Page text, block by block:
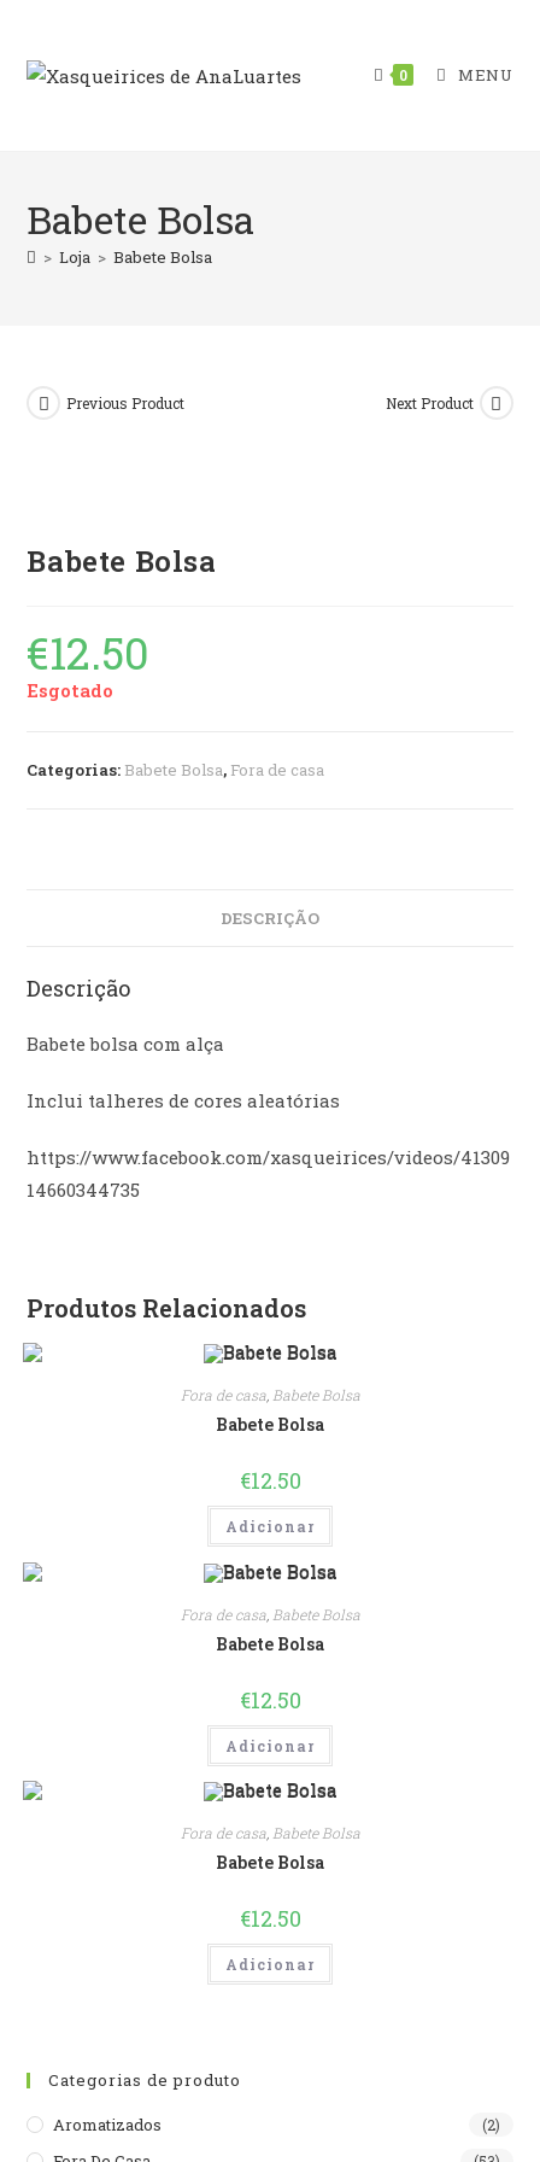
content
0 MENU
Babete Bolsa
> Loja > Babete Bolsa
Previous Product Next Product
Babete Bolsa
€12.50
Esgotado
Categorias: Babete Bolsa, Fora de casa
DESCRIÇÃO
Descrição
Babete bolsa com alça
Inclui talheres de cores aleatórias
https://www.facebook.com/xasqueirices/videos/41309
14660344735
Produtos Relacionados
Fora de casa, Babete Bolsa
Babete Bolsa
€12.50
Adicionar
Fora de casa, Babete Bolsa
Babete Bolsa
€12.50
Adicionar
Fora de casa, Babete Bolsa
Babete Bolsa
€12.50
Adicionar
Categorias de produto
Aromatizados (2)